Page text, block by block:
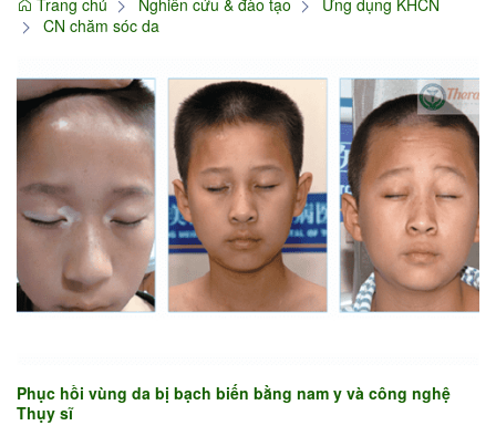
CN chăm sóc da
Phục hồi vùng da bị bạch biến bằng nam y và công nghệ
Thụy sĩ